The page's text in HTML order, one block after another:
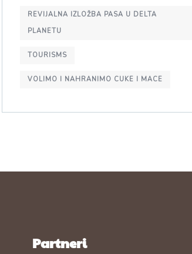
REVIJALNA IZLOŽBA PASA U DELTA
PLANETU
TOURISMS
VOLIMO I NAHRANIMO CUKE I MACE
Partneri